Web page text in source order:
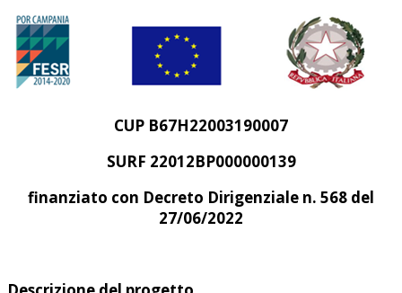
CUP B67H22003190007
SURF 22012BP000000139
finanziato con Decreto Dirigenziale n. 568 del
27/06/2022